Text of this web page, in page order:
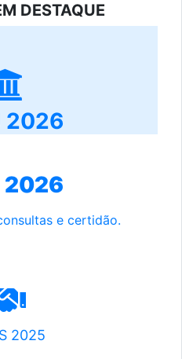
DESTAQUE
2026
2026
e certidão.
2025